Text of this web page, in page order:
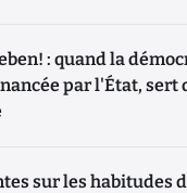
: quand la
par l'État, sert
sur les habitudes